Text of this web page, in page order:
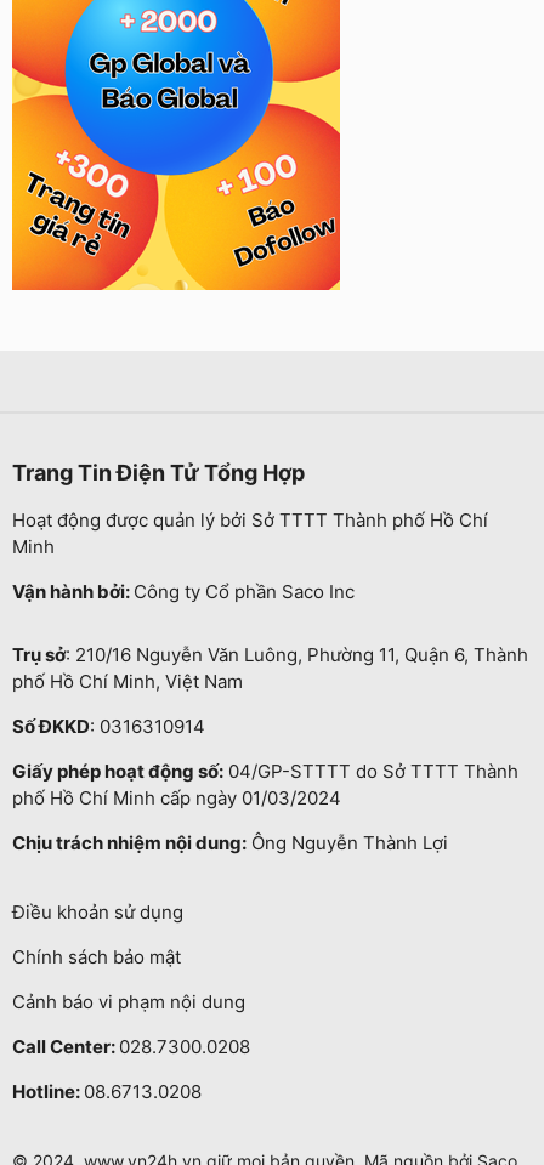
Trang Tin Điện Tử Tổng Hợp
Hoạt động được quản lý bởi Sở TTTT Thành phố Hồ Chí
Minh
Vận hành bởi: Công ty Cổ phần Saco Inc
Trụ sở: 210/16 Nguyễn Văn Luông, Phường 11, Quận 6, Thành
phố Hồ Chí Minh, Việt Nam
Số ĐKKD: 0316310914
Giấy phép hoạt động số: 04/GP-STTTT do Sở TTTT Thành
phố Hồ Chí Minh cấp ngày 01/03/2024
Chịu trách nhiệm nội dung: Ông Nguyễn Thành Lợi
Điều khoản sử dụng
Chính sách bảo mật
Cảnh báo vi phạm nội dung
Call Center: 028.7300.0208
Hotline: 08.6713.0208